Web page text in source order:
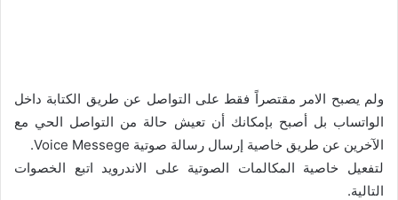
ولم يصبح الامر مقتصراً فقط على التواصل عن طريق الكتابة داخل
الواتساب بل أصبح بإمكانك أن تعيش حالة من التواصل الحي مع
الآخرين عن طريق خاصية إرسال رسالة صوتية Voice Messege.
لتفعيل خاصية المكالمات الصوتية على الاندرويد اتبع الخصوات
التالية.